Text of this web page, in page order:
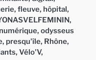
, fleuve, hôpital,
,
numérique, odysseus
, presqu'île, Rhône,
, Vélo'V,